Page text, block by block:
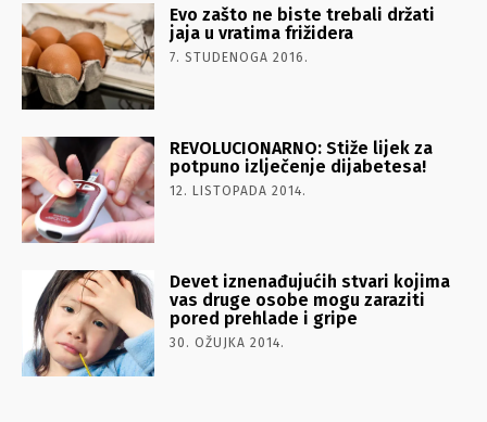
Evo zašto ne biste trebali držati
jaja u vratima frižidera
7. STUDENOGA 2016.
REVOLUCIONARNO: Stiže lijek za
potpuno izlječenje dijabetesa!
12. LISTOPADA 2014.
Devet iznenađujućih stvari kojima
vas druge osobe mogu zaraziti
pored prehlade i gripe
30. OŽUJKA 2014.